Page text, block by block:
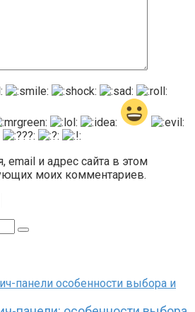
email и адрес сайта в этом
моих комментариев.